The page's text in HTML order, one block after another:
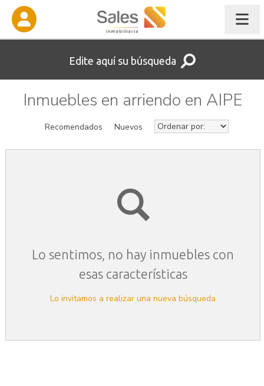
Edite aquí su búsqueda
Inmuebles en arriendo en AIPE
Recomendados Nuevos
Lo sentimos, no hay inmuebles con
esas características
Lo invitamos a realizar una nueva búsqueda